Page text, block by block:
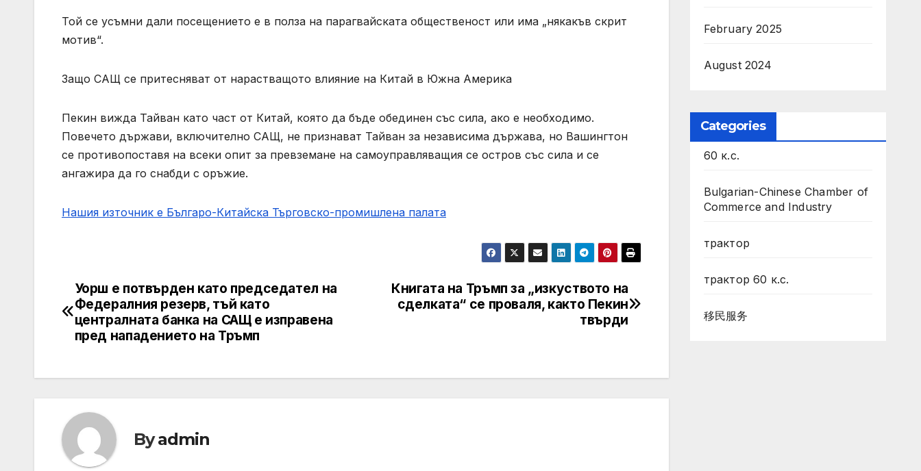
Той се усъмни дали посещението е в полза на парагвайската общественост или има „някакъв скрит
мотив“.
Защо САЩ се притесняват от нарастващото влияние на Китай в Южна Америка
Пекин вижда Тайван като част от Китай, която да бъде обединен със сила, ако е необходимо.
Повечето държави, включително САЩ, не признават Тайван за независима държава, но Вашингтон
се противопоставя на всеки опит за превземане на самоуправляващия се остров със сила и се
ангажира да го снабди с оръжие.
Нашия източник е Българо-Китайска Търговско-промишлена палaта
Post
navigation
Книгата на Тръмп за „изкуството на
сделката“ се проваля, както Пекин
твърди
Уорш е потвърден като председател на
Федералния резерв, тъй като
централната банка на САЩ е изправена
пред нападението на Тръмп
Byadmin
February 2025
August 2024
Categories
60 к.с.
Bulgarian-Chinese Chamber of
Commerce and Industry
трактор
трактор 60 к.с.
移民服务